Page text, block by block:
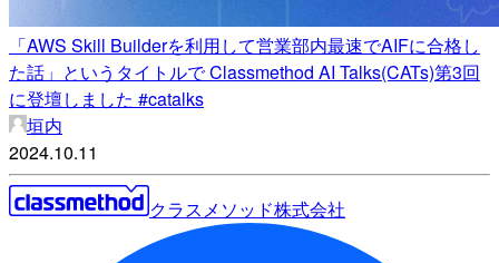
「AWS Skill Builderを利用して営業部内最速でAIFに合格し
た話」というタイトルで Classmethod AI Talks(CATs)第3回
に登壇しました #catalks
垣内
2024.10.11
クラスメソッド株式会社